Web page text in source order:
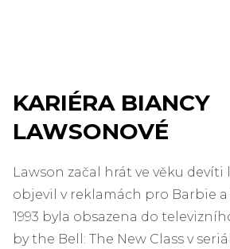
KARIÉRA BIANCY
LAWSONOVÉ
Lawson začal hrát ve věku devíti
objevil v reklamách pro Barbie a
1993 byla obsazena do
by the Bell: The New Class v